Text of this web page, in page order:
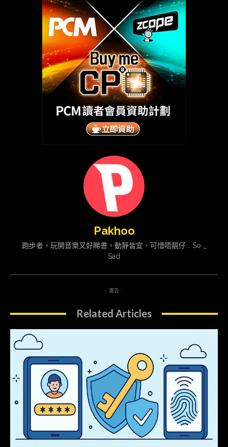
Pakhoo
跑步者，玩開音樂又好睇書。動靜皆宜，可惜唔靚仔... So _
Sad
- 廣告 -
Related Articles